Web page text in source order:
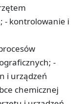
- kontrolowanie i
-
i urządzeń
chemicznej